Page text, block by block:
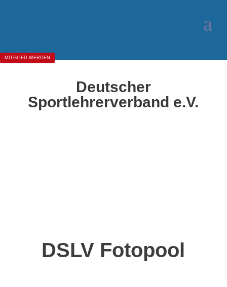
MITGLIED WERDEN
Deutscher
Sportlehrerverband e.V.
DSLV Fotopool